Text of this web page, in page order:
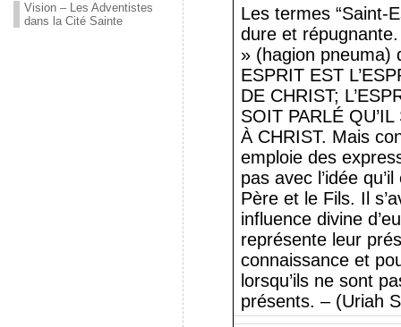
Vision – Les Adventistes
dans la Cité Sainte
Les termes “Saint-
dure et
» (hagion pneuma)
ESPRIT EST
DE CHRIST;
SOIT PARLÉ
À CHRIST. Mais
emploie des
pas avec l’idée
Père et le Fils. Il
influence divine
représente leur
connaissance et
lorsqu’ils ne sont
présents. – (Uriah